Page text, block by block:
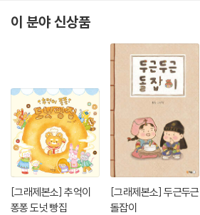
이 분야 신상품
[그래제본소] 추억이
퐁퐁 도넛 빵집
[그래제본소] 두근두근
돌잡이